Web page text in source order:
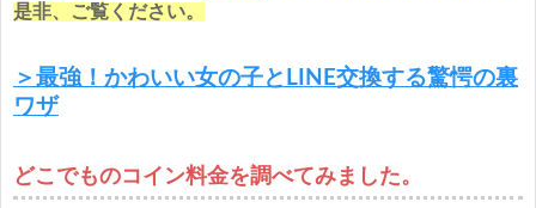
是非、ご覧ください。
＞最強！かわいい女の子とLINE交換する驚愕の裏
ワザ
どこでものコイン料金を調べてみました。